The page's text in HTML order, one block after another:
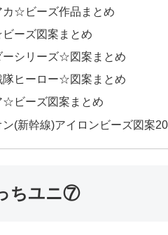
カ☆ビーズ作品まとめ
ーズ図案まとめ
ーシリーズ☆図案まとめ
隊ヒーロー☆図案まとめ
☆ビーズ図案まとめ
ン(新幹線)アイロンビーズ図案
ちユニ⑦